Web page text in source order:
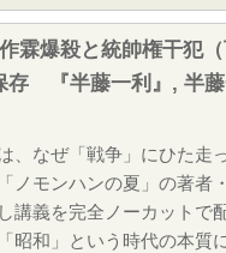
霖爆殺と統帥権干犯
存 『半藤一利』, 半
、なぜ「戦争」にひた
ノモンハンの夏」の著者
講義を完全ノーカットで
昭和」という時代の本質